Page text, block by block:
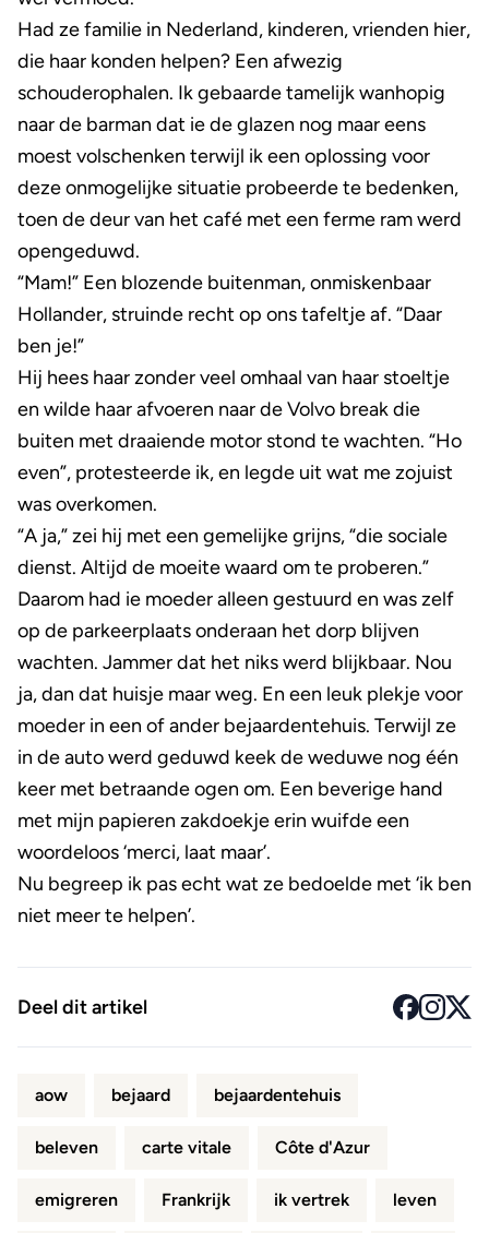
Had ze familie in Nederland, kinderen, vrienden hier,
die haar konden helpen? Een afwezig
schouderophalen. Ik gebaarde tamelijk wanhopig
naar de barman dat ie de glazen nog maar eens
moest volschenken terwijl ik een oplossing voor
deze onmogelijke situatie probeerde te bedenken,
toen de deur van het café met een ferme ram werd
opengeduwd.
“Mam!” Een blozende buitenman, onmiskenbaar
Hollander, struinde recht op ons tafeltje af. “Daar
ben je!”
Hij hees haar zonder veel omhaal van haar stoeltje
en wilde haar afvoeren naar de Volvo break die
buiten met draaiende motor stond te wachten. “Ho
even”, protesteerde ik, en legde uit wat me zojuist
was overkomen.
“A ja,” zei hij met een gemelijke grijns, “die sociale
dienst. Altijd de moeite waard om te proberen.”
Daarom had ie moeder alleen gestuurd en was zelf
op de parkeerplaats onderaan het dorp blijven
wachten. Jammer dat het niks werd blijkbaar. Nou
ja, dan dat huisje maar weg. En een leuk plekje voor
moeder in een of ander bejaardentehuis. Terwijl ze
in de auto werd geduwd keek de weduwe nog één
keer met betraande ogen om. Een beverige hand
met mijn papieren zakdoekje erin wuifde een
woordeloos ‘merci, laat maar’.
Nu begreep ik pas echt wat ze bedoelde met ‘ik ben
niet meer te helpen’.
Deel dit artikel
aow bejaard bejaardentehuis
beleven carte vitale Côte d'Azur
emigreren Frankrijk ik vertrek leven